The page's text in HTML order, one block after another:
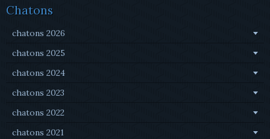
Chatons
chatons 2026
chatons 2025
chatons 2024
chatons 2023
chatons 2022
chatons 2021